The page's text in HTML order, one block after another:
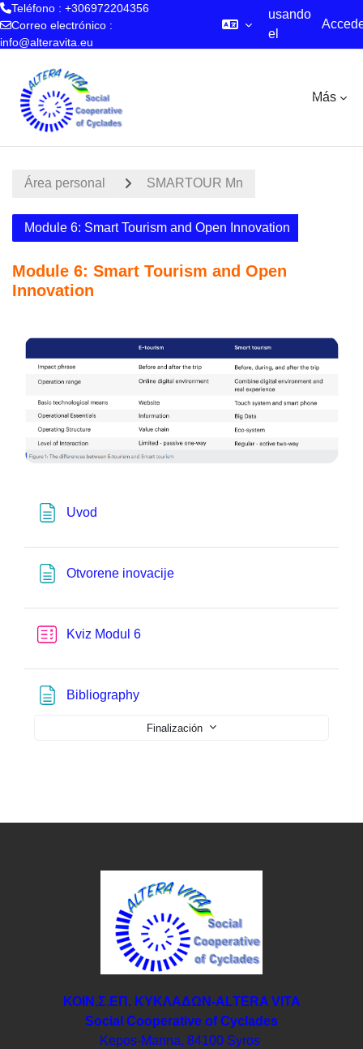
Teléfono : +306972204356
Correo electrónico :
info@alteravita.eu
usando
el
acceso
invitadosMás
Área personal SMARTOUR Mn
Module 6: Smart Tourism and Open Innovation
Module 6: Smart Tourism and Open
Innovation
Perfilado de sección
Uvod
Otvorene inovacijePágina
Kviz Modul 6Cuestionario
BibliographyPágina
Finalización
ΚΟΙΝ.Σ.ΕΠ. ΚΥΚΛΑΔΩΝ-ΑLTERA VITA
Social Cooperative of Cyclades
Kepos-Manna, 84100 Syros